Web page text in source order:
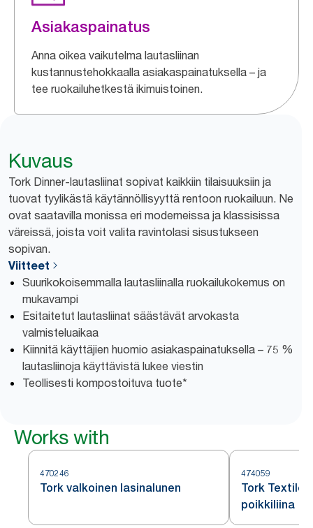
Asiakaspainatus
Anna oikea vaikutelma lautasliinan
kustannustehokkaalla asiakaspainatuksella – ja
tee ruokailuhetkestä ikimuistoinen.
Kuvaus
Tork Dinner-lautasliinat sopivat kaikkiin tilaisuuksiin ja
tuovat tyylikästä käytännöllisyyttä rentoon ruokailuun. Ne
ovat saatavilla monissa eri moderneissa ja klassisissa
väreissä, joista voit valita ravintolasi sisustukseen
sopivan.
Viitteet
Suurikokoisemmalla lautasliinalla ruokailukokemus on
mukavampi
Esitaitetut lautasliinat säästävät arvokasta
valmisteluaikaa
Kiinnitä käyttäjien huomio asiakaspainatuksella – 75 %
lautasliinoja käyttävistä lukee viestin
Teollisesti kompostoituva tuote*
Works with
470246
Tork valkoinen lasinalunen
474059
Tork Textile
poikkiliina